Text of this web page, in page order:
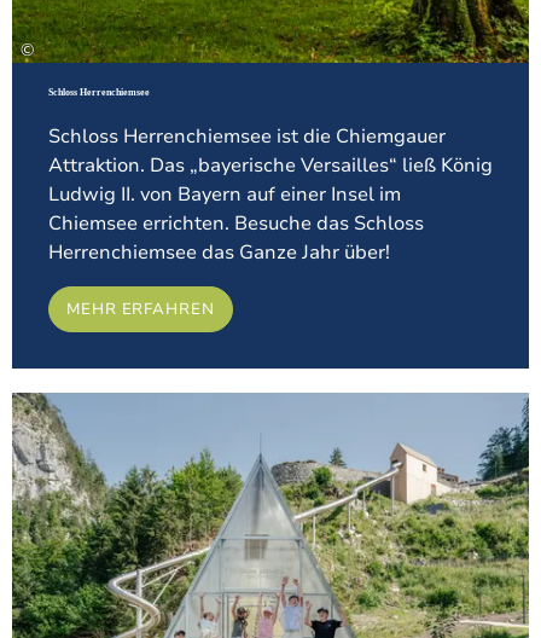
©
Schloss Herrenchiemsee
Schloss Herrenchiemsee ist die Chiemgauer
Attraktion. Das „bayerische Versailles“ ließ König
Ludwig II. von Bayern auf einer Insel im
Chiemsee errichten. Besuche das Schloss
Herrenchiemsee das Ganze Jahr über!
MEHR ERFAHREN